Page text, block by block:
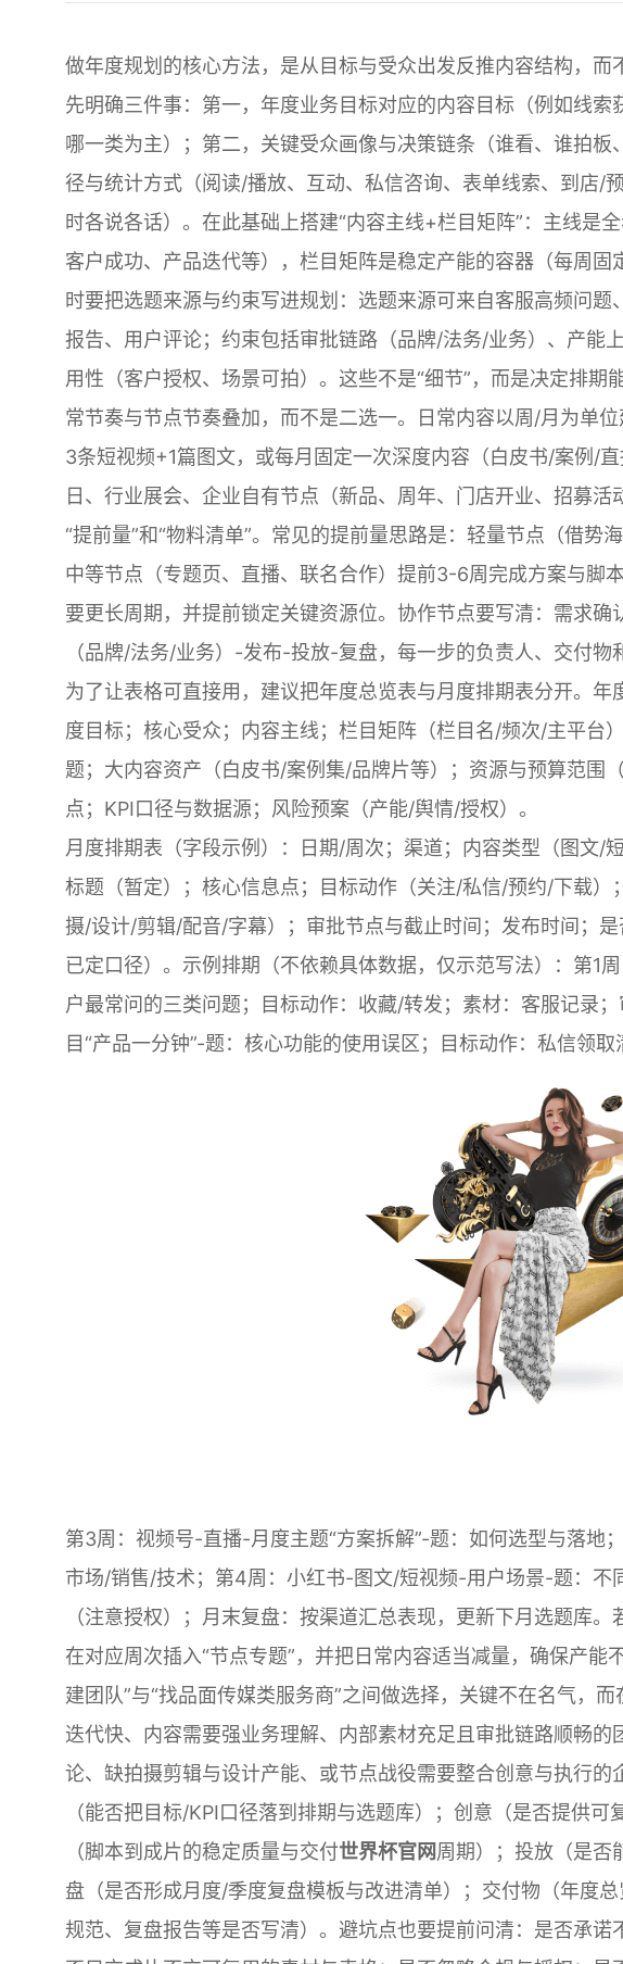
做年度规划的核心方法，是从目标与受众出发反推内容结构，而
先明确三件事：第一，年度业务目标对应的内容目标（例如线
哪一类为主）；第二，关键受众画像与决策链条（谁看、谁拍
径与统计方式（阅读/播放、互动、私信咨询、表单线索、到店/
时各说各话）。在此基础上搭建“内容主线+栏目矩阵”：主线是
客户成功、产品迭代等），栏目矩阵是稳定产能的容器（每周
时要把选题来源与约束写进规划：选题来源可来自客服高频问
报告、用户评论；约束包括审批链路（品牌/法务/业务）、产能
用性（客户授权、场景可拍）。这些不是“细节”，而是决定排期
常节奏与节点节奏叠加，而不是二选一。日常内容以周/月为单
3条短视频+1篇图文，或每月固定一次深度内容（白皮书/案例/
日、行业展会、企业自有节点（新品、周年、门店开业、招募
“提前量”和“物料清单”。常见的提前量思路是：轻量节点（借势
中等节点（专题页、直播、联名合作）提前3-6周完成方案与脚
要更长周期，并提前锁定关键资源位。协作节点要写清：需求
（品牌/法务/业务）-发布-投放-复盘，每一步的负责人、交付物
为了让表格可直接用，建议把年度总览表与月度排期表分开。
度目标；核心受众；内容主线；栏目矩阵（栏目名/频次/主平台
题；大内容资产（白皮书/案例集/品牌片等）；资源与预算范围
点；KPI口径与数据源；风险预案（产能/舆情/授权）。
月度排期表（字段示例）：日期/周次；渠道；内容类型（图文/
标题（暂定）；核心信息点；目标动作（关注/私信/预约/下载
摄/设计/剪辑/配音/字幕）；审批节点与截止时间；发布时间；
已定口径）。示例排期（不依赖具体数据，仅示范写法）：第1
户最常问的三类问题；目标动作：收藏/转发；素材：客服记录
目“产品一分钟”-题：核心功能的使用误区；目标动作：私信领取
第3周：视频号-直播-月度主题“方案拆解”-题：如何选型与落地
市场/销售/技术；第4周：小红书-图文/短视频-用户场景-题：不
（注意授权）；月末复盘：按渠道汇总表现，更新下月选题库
在对应周次插入“节点专题”，并把日常内容适当减量，确保产能
建团队”与“找品面传媒类服务商”之间做选择，关键不在名气，
迭代快、内容需要强业务理解、内部素材充足且审批链路顺畅
论、缺拍摄剪辑与设计产能、或节点战役需要整合创意与执行
（能否把目标/KPI口径落到排期与选题库）；创意（是否提供
（脚本到成片的稳定质量与交付世界杯官网周期）；投放（是否
盘（是否形成月度/季度复盘模板与改进清单）；交付物（年度
规范、复盘报告等是否写清）。避坑点也要提前问清：是否承诺